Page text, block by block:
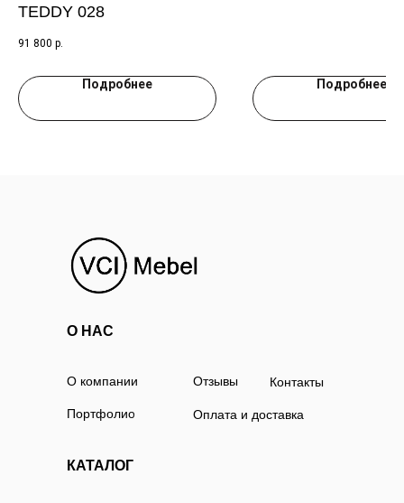
TEDDY 028
91 800 р.
Подробнее Подробнее
О компании
О НАС
КАТАЛОГ
Портфолио
Контакты
Отзывы
Оплата и доставка